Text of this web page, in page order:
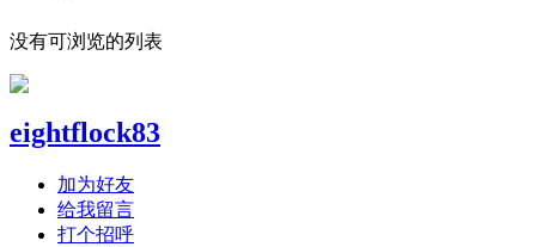
没有可浏览的列表
eightflock83
加为好友
给我留言
打个招呼